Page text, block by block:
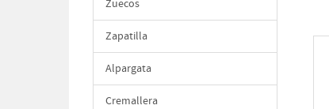
Zuecos
Zapatilla
Alpargata
Cremallera